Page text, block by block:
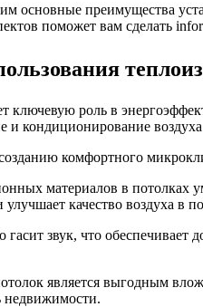
основные преимущества
поможет вам сделать
ключевую роль в
и кондиционирование
комфортного
материалов в потолках
улучшает качество воздуха в
гасит звук, что
является выгодным
недвижимости.